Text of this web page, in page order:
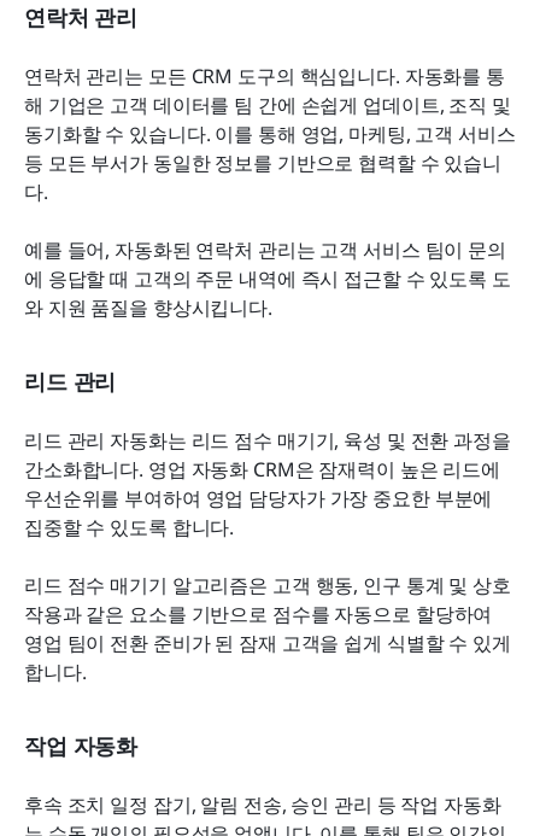
연락처 관리
연락처 관리는 모든 CRM 도구의 핵심입니다. 자동화를 통
해 기업은 고객 데이터를 팀 간에 손쉽게 업데이트, 조직 및
동기화할 수 있습니다. 이를 통해 영업, 마케팅, 고객 서비스
등 모든 부서가 동일한 정보를 기반으로 협력할 수 있습니
다.
예를 들어, 자동화된 연락처 관리는 고객 서비스 팀이 문의
에 응답할 때 고객의 주문 내역에 즉시 접근할 수 있도록 도
와 지원 품질을 향상시킵니다.
리드 관리
리드 관리 자동화는 리드 점수 매기기, 육성 및 전환 과정을
간소화합니다. 영업 자동화 CRM은 잠재력이 높은 리드에
우선순위를 부여하여 영업 담당자가 가장 중요한 부분에
집중할 수 있도록 합니다.
리드 점수 매기기 알고리즘은 고객 행동, 인구 통계 및 상호
작용과 같은 요소를 기반으로 점수를 자동으로 할당하여
영업 팀이 전환 준비가 된 잠재 고객을 쉽게 식별할 수 있게
합니다.
작업 자동화
후속 조치 일정 잡기, 알림 전송, 승인 관리 등 작업 자동화